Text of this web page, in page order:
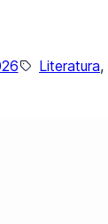
Literatura,